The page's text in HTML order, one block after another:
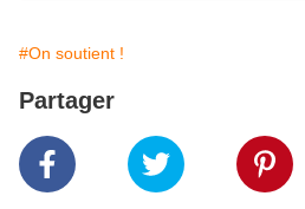
#On soutient !
Partager